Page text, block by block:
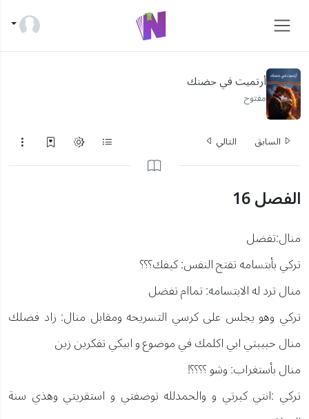
أرتميت في حضنك
مفتوح
السابق التالي
الفصل 16
منال:تفضل
تركي بأبتسامه تفتح النفس: كيفك؟؟؟
منال ترد له الابتسامه: تماام تفضل
تركي وهو يجلس على كرسي التسريحه ومقابل منال: زاد فضلك
منال حبيبتي ابي اكلمك في موضوع و ابيكي تفكرين زين
منال بأستغراب: وشو ؟؟؟؟!
تركي :انتي كبرتي و والحمدلله توضفتي و استقريتي وهذي سنة